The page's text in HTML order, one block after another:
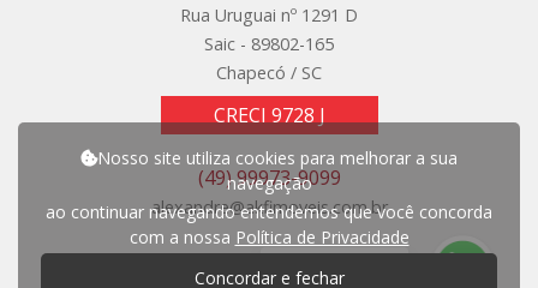
Nosso site utiliza cookies para melhorar a sua
navegação
ao continuar navegando entendemos que você concorda
com a nossa Política de Privacidade
Concordar e fechar
Rua Uruguai nº 1291 D
Saic - 89802-165
Chapecó / SC
CRECI 9728 J
(49) 99973-9099
alexandre@akfimoveis.com.br
ci a